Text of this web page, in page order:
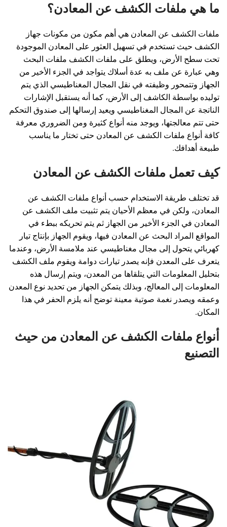
ما هي ملفات الكشف عن المعادن؟
ملفات الكشف عن المعادن هي أهم مكون من مكونات جهاز
الكشف حيث تستخدم في تسهيل العثور على المعادن الموجودة
تحت سطح الأرض، ويطلق على ملفات الكشف ملفات البحث
وهي عبارة عن ملف به عدة أسلاك يتواجد في الجزء الأخير من
الجهاز وتتمحور وظيفته في نقل المجال المغناطيسي الذي يتم
توليده بواسطة الكاشف إلى الأرض، كما أنه يستقبل الإشارات
الناتجة عن المجال المغناطيسي ويعيد إرسالها إلى صندوق التحكم
حتى تتم معالجتها، ويوجد منه أنواع كثيرة ومن الضروري معرفة
كافة أنواع ملفات الكشف عن المعادن حتى تختار ما يناسب
طبيعة أهدافك.
كيف تعمل ملفات الكشف عن المعادن
قد تختلف طريقة الاستخدام حسب أنواع ملفات الكشف عن
المعادن، ولكن في معظم الأحيان يتم تثبيت ملف الكشف عن
المعادن في الجزء الأخير من الجهاز ثم يتم تحريكه ببطء في
المواقع المراد البحث عن المعادن فيها، ويقوم الجهاز بإنتاج تيار
كهربائي يتحول إلى مجال مغناطيسي عند ملامسة الأرض، وعندما
يتعرف على المعدن فإنه يصدر تيارات دوامة ويقوم ملف الكشف
بتحليل المعلومات التي يتلقاها من المعدن، ويتم إرسال هذه
المعلومات إلى المعالج، وبذلك يتمكن الجهاز من تحديد نوع المعدن
وعمقه ويصدر نغمة صوتية معينة توضح أنه يلزم الحفر في هذا
المكان.
أنواع ملفات الكشف عن المعادن من حيث
التصنيع